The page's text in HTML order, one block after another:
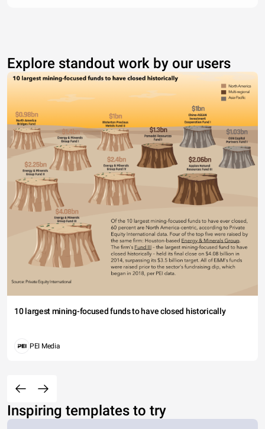
Explore standout work by our users
10 largest mining-focused funds to have closed historically
PEI Media
Inspiring templates to try